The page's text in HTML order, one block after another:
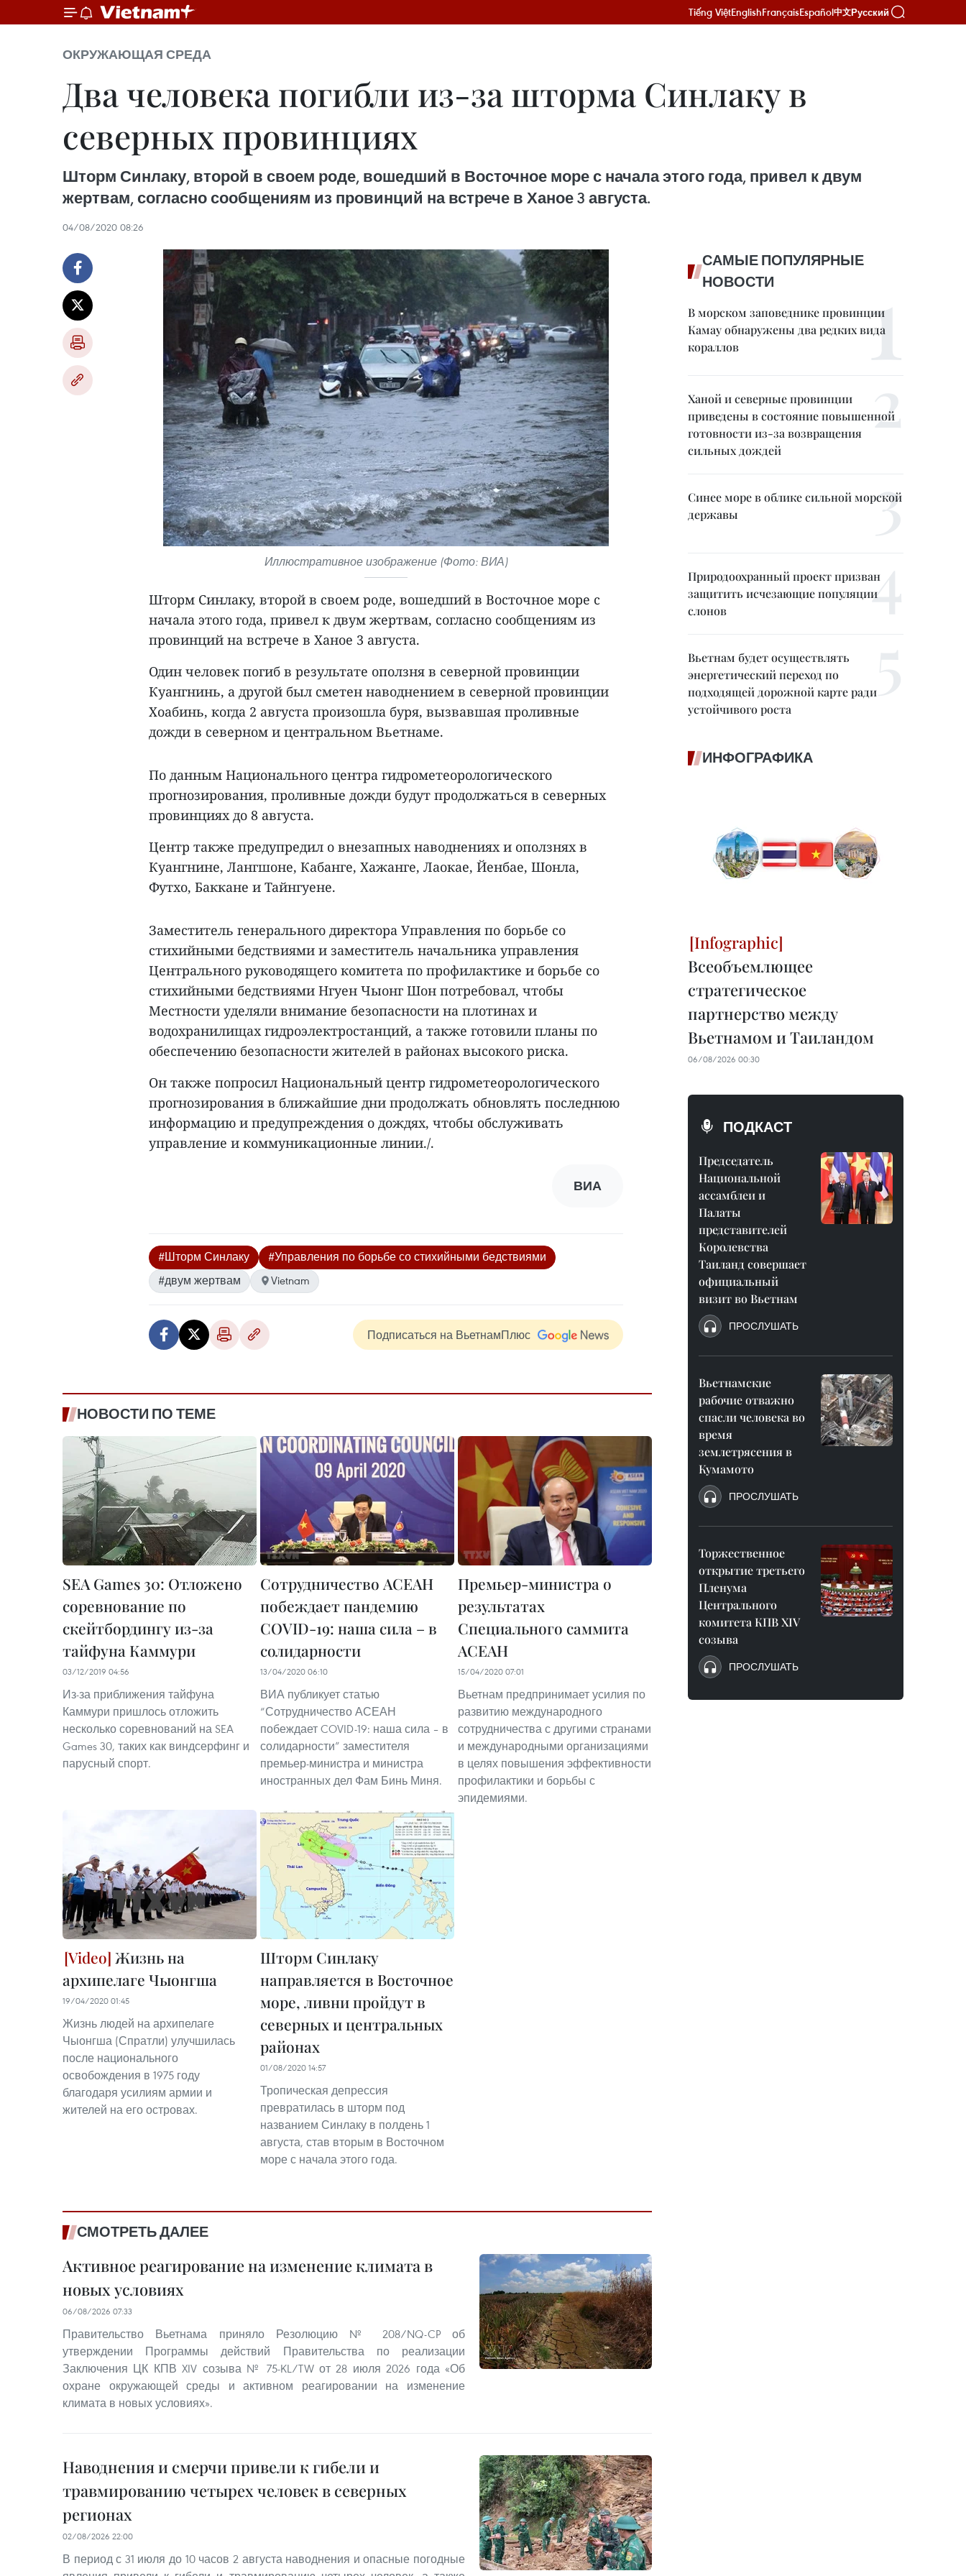
Tiếng ViệtEnglishFrançaisEspañol中文Русский
ОКРУЖАЮЩАЯ СРЕДА
Два человека погибли из-за шторма Синлаку в
северных провинциях
Шторм Синлаку, второй в своем роде, вошедший в Восточное море с начала этого года, привел к двум
жертвам, согласно сообщениям из провинций на встрече в Ханое 3 августа.
04/08/2020 08:26
Иллюстративное изображение (Фото: ВИА)
Шторм Синлаку, второй в своем роде, вошедший в Восточное море с
начала этого года, привел к двум жертвам, согласно сообщениям из
провинций на встрече в Ханое 3 августа.
Один человек погиб в результате оползня в северной провинции
Куангнинь, а другой был сметен наводнением в северной провинции
Хоабинь, когда 2 августа произошла буря, вызвавшая проливные
дожди в северном и центральном Вьетнаме.
По данным Национального центра гидрометеорологического
прогнозирования, проливные дожди будут продолжаться в северных
провинциях до 8 августа.
Центр также предупредил о внезапных наводнениях и оползнях в
Куангнине, Лангшоне, Кабанге, Хажанге, Лаокае, Йенбае, Шонла,
Футхо, Баккане и Тайнгуене.
Заместитель генерального директора Управления по борьбе со
стихийными бедствиями и заместитель начальника управления
Центрального руководящего комитета по профилактике и борьбе со
стихийными бедствиями Нгуен Чыонг Шон потребовал, чтобы
Местности уделяли внимание безопасности на плотинах и
водохранилищах гидроэлектростанций, а также готовили планы по
обеспечению безопасности жителей в районах высокого риска.
Он также попросил Национальный центр гидрометеорологического
прогнозирования в ближайшие дни продолжать обновлять последнюю
информацию и предупреждения о дождях, чтобы обслуживать
управление и коммуникационные линии./.
ВИА
#Шторм Синлаку
#Управления по борьбе со стихийными бедствиями
#двум жертвам
Vietnam
Подписаться на ВьетнамПлюс
НОВОСТИ ПО ТЕМЕ
SEA Games 30: Отложено
соревнование по
скейтбордингу из-за
тайфуна Каммури
03/12/2019 04:56
Из-за приближения тайфуна
Каммури пришлось отложить
несколько соревнований на SEA
Games 30, таких как виндсерфинг и
парусный спорт.
Сотрудничество АСЕАН
побеждает пандемию
COVID-19: наша сила – в
солидарности
13/04/2020 06:10
ВИА публикует статью
“Сотрудничество АСЕАН
побеждает COVID-19: наша сила – в
солидарности” заместителя
премьер-министра и министра
иностранных дел Фам Бинь Миня.
Премьер-министра о
результатах
Специального саммита
АСЕАН
15/04/2020 07:01
Вьетнам предпринимает усилия по
развитию международного
сотрудничества с другими странами
и международными организациями
в целях повышения эффективности
профилактики и борьбы с
эпидемиями.
Жизнь на
архипелаге Чыонгша
19/04/2020 01:45
Жизнь людей на архипелаге
Чыонгша (Спратли) улучшилась
после национального
освобождения в 1975 году
благодаря усилиям армии и
жителей на его островах.
Шторм Синлаку
направляется в Восточное
море, ливни пройдут в
северных и центральных
районах
01/08/2020 14:57
Тропическая депрессия
превратилась в шторм под
названием Синлаку в полдень 1
августа, став вторым в Восточном
море с начала этого года.
СМОТРЕТЬ ДАЛЕЕ
Активное реагирование на изменение климата в
новых условиях
06/08/2026 07:33
Правительство Вьетнама приняло Резолюцию № 208/NQ-CP об
утверждении Программы действий Правительства по реализации
Заключения ЦК КПВ XIV созыва № 75-KL/TW от 28 июля 2026 года «Об
охране окружающей среды и активном реагировании на изменение
климата в новых условиях».
Наводнения и смерчи привели к гибели и
травмированию четырех человек в северных
регионах
02/08/2026 22:00
В период с 31 июля до 10 часов 2 августа наводнения и опасные погодные
САМЫЕ ПОПУЛЯРНЫЕ
НОВОСТИ
В морском заповеднике провинции
Камау обнаружены два редких вида
кораллов
Ханой и северные провинции
приведены в состояние повышенной
готовности из-за возвращения
сильных дождей
Синее море в облике сильной морской
державы
Природоохранный проект призван
защитить исчезающие популяции
слонов
Вьетнам будет осуществлять
энергетический переход по
подходящей дорожной карте ради
устойчивого роста
ИНФОГРАФИКА
Всеобъемлющее
стратегическое
партнерство между
Вьетнамом и Таиландом
06/08/2026 00:30
ПОДКАСТ
Председатель
Национальной
ассамблеи и
Палаты
представителей
Королевства
Таиланд совершает
официальный
визит во Вьетнам
ПРОСЛУШАТЬ
Вьетнамские
рабочие отважно
спасли человека во
время
землетрясения в
Кумамото
ПРОСЛУШАТЬ
Торжественное
открытие третьего
Пленума
Центрального
комитета КПВ XIV
созыва
ПРОСЛУШАТЬ